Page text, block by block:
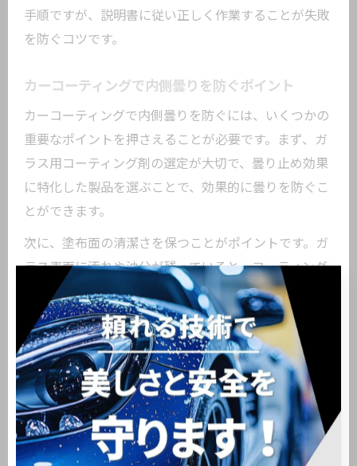
手順ですが、説明書に従い正しく作業することが失敗
を防ぐコツです。
カーコーティングで内側曇りを防ぐポイント
カーコーティングで内側曇りを防ぐには、いくつかの
重要なポイントを押さえることが必要です。まず、ガ
ラス用コーティング剤の選定が大切で、曇り止め効果
に特化した製品を選ぶことで、効果的に曇りを防ぐこ
とができます。
次に、塗布面の清潔さを保つことがポイントです。ガ
ラス表面に汚れや油分が残っていると、コーティング
剤の密着が悪くなり、効果が十分に発揮されません。
事前にしっかりとクリーニングを行いましょう。ま
た、施工後は手でガラスに触れないよう注意すること
で、皮脂による曇りを防げます。
さらに、曇り止め効果を長持ちさせるには、定期的な
再施工やメンテナンスが重要です。特に、冬場や梅雨
時期など湿度が高い季節には、効果の持続期間を意識